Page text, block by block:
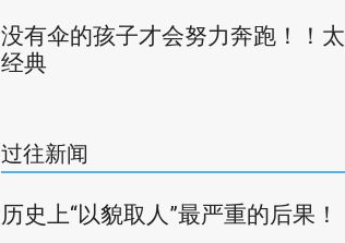
没有伞的孩子才会努力奔跑！！太
经典
过往新闻
历史上“以貌取人”最严重的后果！